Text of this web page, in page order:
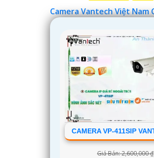
Camera Vantech Việt Nam
CAMERA VP-411SIP
Giá Bán: 2,600,000 ₫